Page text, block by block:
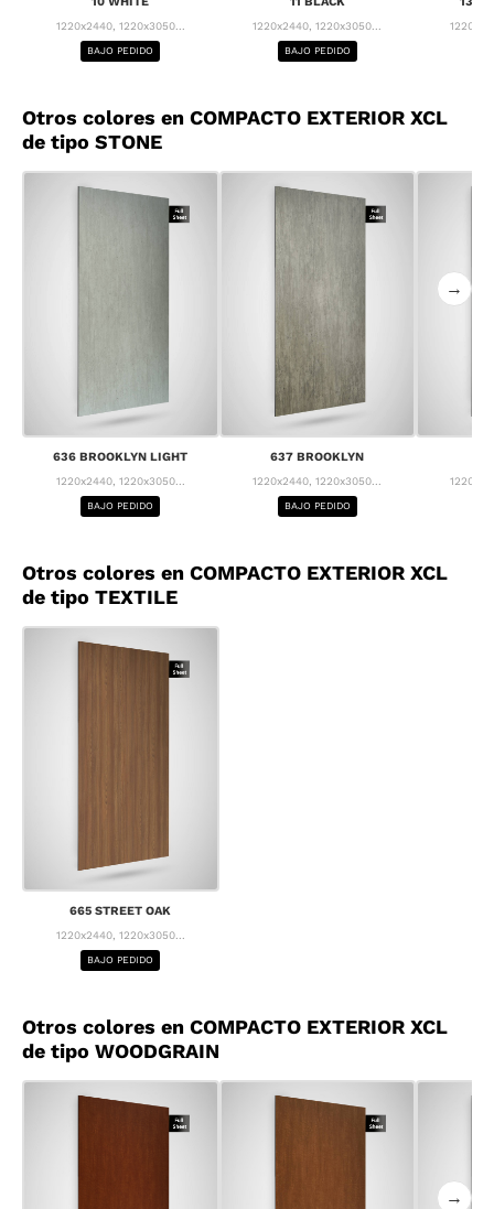
1220x2440, 1220x3050...
BAJO PEDIDO
1220x2440, 1220x3050...
BAJO PEDIDO
Otros colores en COMPACTO EXTERIOR XCL
de tipo STONE
636 BROOKLYN LIGHT
1220x2440, 1220x3050...
BAJO PEDIDO
637 BROOKLYN
1220x2440, 1220x3050...
BAJO PEDIDO
→
Otros colores en COMPACTO EXTERIOR XCL
de tipo TEXTILE
665 STREET OAK
1220x2440, 1220x3050...
BAJO PEDIDO
Otros colores en COMPACTO EXTERIOR XCL
de tipo WOODGRAIN
→